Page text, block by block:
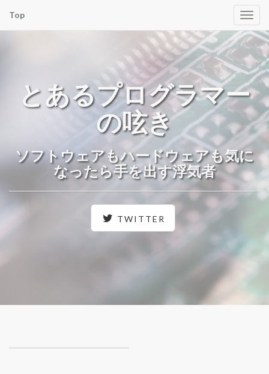
Top
とあるプログラマー
の呟き
ソフトウェアもハードウェアも気に
なったら手を出す浮気者
TWITTER